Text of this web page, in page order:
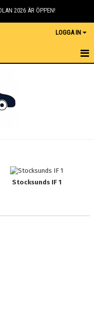
2026 ÄR ÖPPEN!
LOGGA IN
Stocksunds IF 1